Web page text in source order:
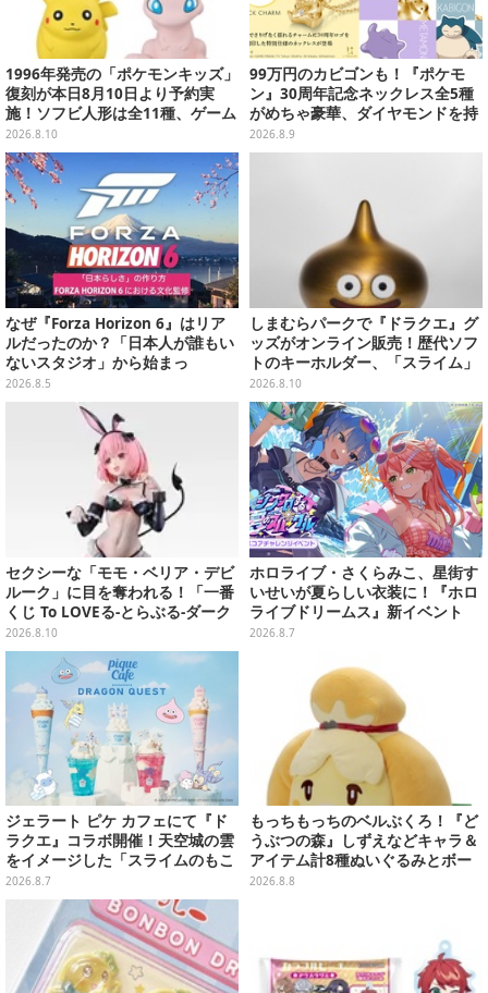
1996年発売の「ポケモンキッズ」
復刻が本日8月10日より予約実
施！ソフビ人形は全11種、ゲーム
ボーイ風パッケージにも注目
2026.8.10
99万円のカビゴンも！『ポケモ
ン』30周年記念ネックレス全5種
がめちゃ豪華、ダイヤモンドを持
ったピカチュウやコイキング
の“はねる”も
2026.8.9
なぜ『Forza Horizon 6』はリア
ルだったのか？「日本人が誰もい
ないスタジオ」から始まっ
た、“生活感のある日本"の作り方
【CEDEC2026】
2026.8.5
しまむらパークで『ドラクエ』グ
ッズがオンライン販売！歴代ソフ
トのキーホルダー、「スライム」
「ロトの剣&盾」などのメタルフ
ィギュアも
2026.8.10
セクシーな「モモ・ベリア・デビ
ルーク」に目を奪われる！「一番
くじ To LOVEる-とらぶる-ダーク
ネス」のラストワン賞が公開
2026.8.10
ホロライブ・さくらみこ、星街す
いせいが夏らしい衣装に！『ホロ
ライブドリームス』新イベント
「シンクロする夏のスパークル」
2026.8.7
ジェラート ピケ カフェにて『ド
ラクエ』コラボ開催！天空城の雲
をイメージした「スライムのもこ
もこ天空クレープ」などを提供
2026.8.7
もっちもっちのベルぶくろ！『ど
うぶつの森』しずえなどキャラ＆
アイテム計8種ぬいぐるみとボー
ルチェーン付きマスコットが発売
2026.8.8